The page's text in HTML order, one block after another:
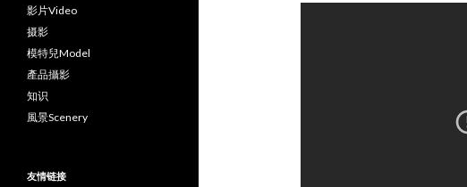
影片Video
摄影
模特兒Model
產品攝影
知识
風景Scenery
友情链接